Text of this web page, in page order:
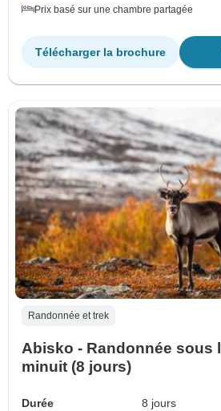
Prix basé sur une chambre partagée
Télécharger la brochure
Randonnée et trek
Abisko - Randonnée sous
minuit (8 jours)
Durée
8 jours